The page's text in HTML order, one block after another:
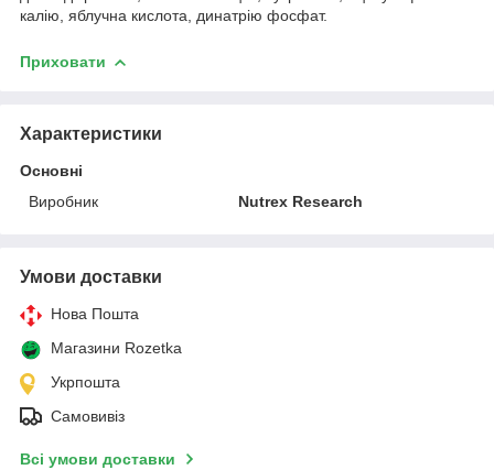
калію, яблучна кислота, динатрію фосфат.
Приховати
Характеристики
Основні
Виробник
Nutrex Research
Умови доставки
Нова Пошта
Магазини Rozetka
Укрпошта
Самовивіз
Всі умови доставки